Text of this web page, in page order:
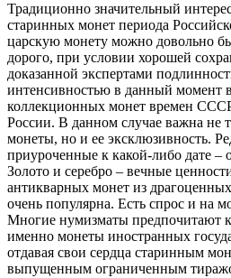
Традиционно значительный
старинных монет периода
царскую монету можно довольно
дорого, при условии хорошей
доказанной экспертами
интенсивностью в данный момент
коллекционных монет времен
России. В данном случае важна не
монеты, но и ее эксклюзивность.
приуроченные к какой-либо дате –
Золото и серебро – вечные
антикварных монет из
очень популярна. Есть спрос и на
Многие нумизматы предпочитают
именно монеты иностранных
отдавая свои сердца старинным
выпущенным ограниченным